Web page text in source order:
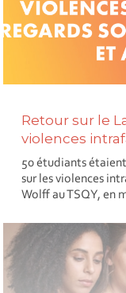
Retour sur le
violences
50 étudiants
sur les violences
Wolff au TSQY, en